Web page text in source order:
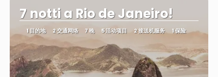
7 notti a Rio de Janeiro!
1 目的地 2 交通网络 7 晚 5 活动项目 2 接送机服务 1 保险